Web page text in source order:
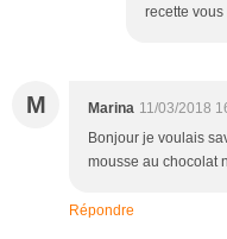
recette
M Marina 11/03/2018
Bonjour je voulais
mousse au chocolat
Répondre